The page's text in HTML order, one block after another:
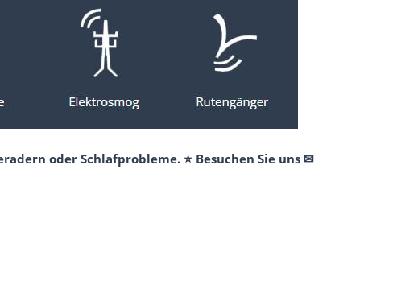
oder Schlafprobleme. ⭐ Besuchen Sie uns ✉